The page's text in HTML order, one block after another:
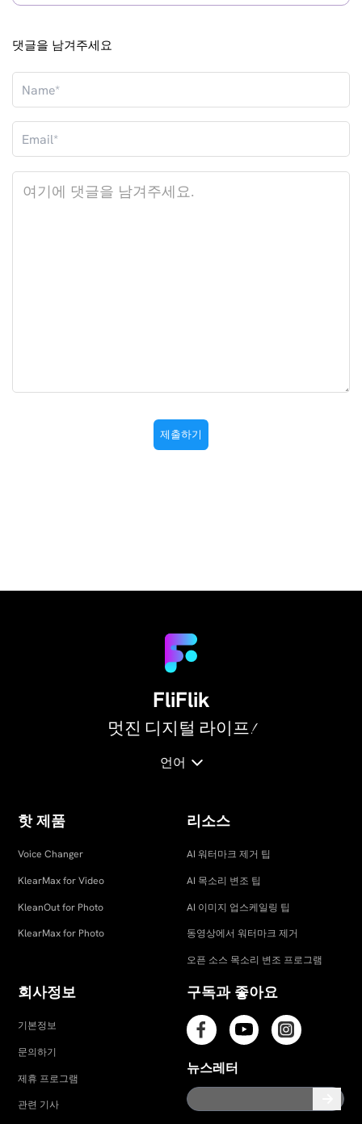
댓글을 남겨주세요
FliFlik
멋진 디지털 라이프!
언어
핫 제품
Voice Changer
KlearMax for Video
KleanOut for Photo
KlearMax for Photo
리소스
AI 워터마크 제거 팁
AI 목소리 변조 팁
AI 이미지 업스케일링 팁
동영상에서 워터마크 제거
오픈 소스 목소리 변조 프로그램
회사정보
기본정보
문의하기
제휴 프로그램
관련 기사
구독과 좋아요
뉴스레터